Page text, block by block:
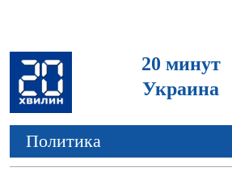
20 минут
Украина
Политика